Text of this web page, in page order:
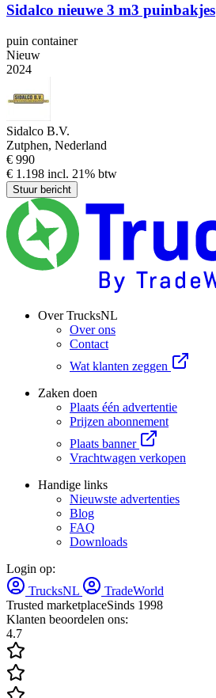
Sidalco nieuwe 3 m3 puinbakjes
puin container
Nieuw
2024
Sidalco B.V.
Zutphen, Nederland
€ 990
€ 1.198 incl. 21% btw
Stuur bericht
Over TrucksNL
Over ons
Contact
Wat klanten zeggen
Zaken doen
Plaats één advertentie
Prijzen abonnement
Plaats banner
Vrachtwagen verkopen
Handige links
Nieuwste advertenties
Blog
FAQ
Downloads
Login op:
TrucksNL
TradeWorld
Trusted marketplaceSinds 1998
Klanten beoordelen ons:
4.7